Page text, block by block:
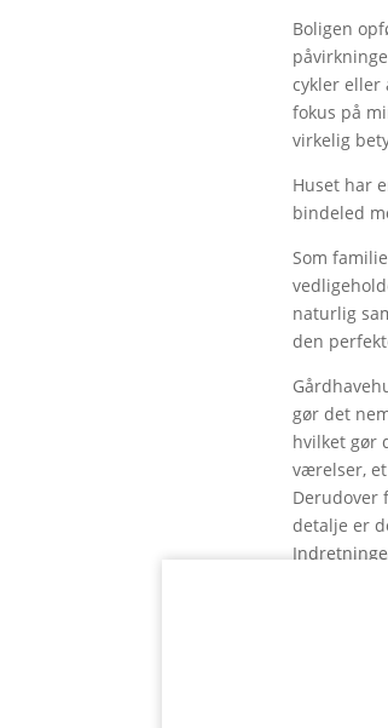
Boligen
cykler eller
fokus på
virkelig
Huset har
bindeled
Som
naturlig
den
gør det
hvilket gør
værelser,
Derudover
detalje er
Der
Køkkenet
Du får